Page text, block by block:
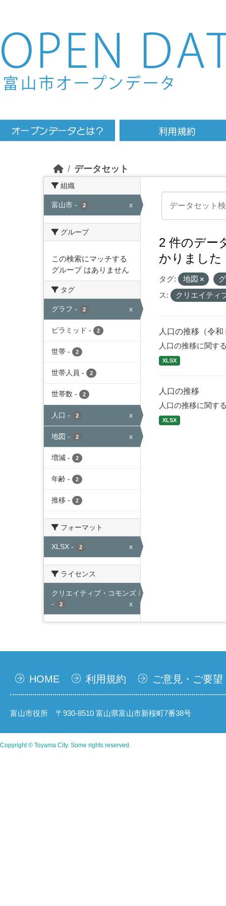
Skip to main content
データセット
組織
富山市 - 2 x
グループ
この検索にマッチする
グループ はありません
タグ
グラフ - 2 x
ピラミッド - 2
世帯 - 2
世帯人員 - 2
世帯数 - 2
人口 - 2 x
地図 - 2 x
増減 - 2
年齢 - 2
推移 - 2
フォーマット
XLSX - 2 x
ライセンス
クリエイティブ・コモンズ 表示
-
2 x
2 件のデー
かりました
タグ: 地図
ス:
クリエイティ
人口の推移（令和
人口の推移に関す
XLSX
人口の推移
人口の推移に関す
XLSX
HOME 利用規約 ご意見・ご要望
富山市役所 〒930-8510 富山県富山市新桜町7番38号
Copyright © Toyama City. Some rights reserved.